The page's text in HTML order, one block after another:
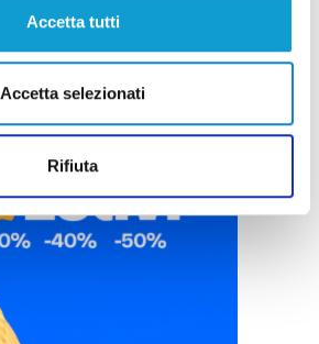
Accetta tutti
Accetta selezionati
Rifiuta